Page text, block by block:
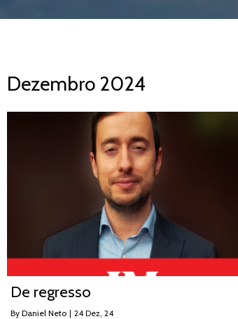
Dezembro 2024
De regresso
By Daniel Neto | 24 Dez, 24